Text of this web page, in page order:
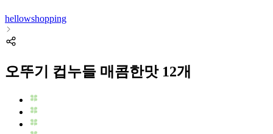
hellowshopping
오뚜기 컵누들 매콤한맛 12개